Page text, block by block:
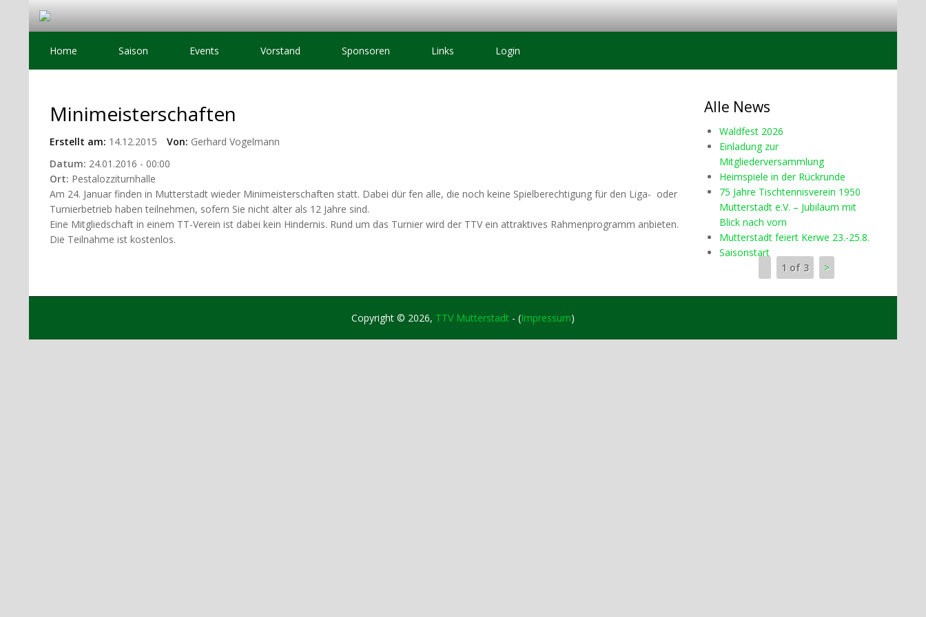
Home Saison Events Vorstand Sponsoren Links Login
Minimeisterschaften
Erstellt am: 14.12.2015 Von: Gerhard Vogelmann
Datum: 24.01.2016 - 00:00
Ort: Pestalozziturnhalle
Am 24. Januar finden in Mutterstadt wieder Minimeisterschaften statt. Dabei dür fen alle, die noch keine Spielberechtigung für den Liga- oder
Turnierbetrieb haben teilnehmen, sofern Sie nicht älter als 12 Jahre sind.
Eine Mitgliedschaft in einem TT-Verein ist dabei kein Hindernis. Rund um das Turnier wird der TTV ein attraktives Rahmenprogramm anbieten.
Die Teilnahme ist kostenlos.
Alle News
Waldfest 2026
Einladung zur
Mitgliederversammlung
Heimspiele in der Rückrunde
75 Jahre Tischtennisverein 1950
Mutterstadt e.V. – Jubiläum mit
Blick nach vorn
Mutterstadt feiert Kerwe 23.-25.8.
Saisonstart
1 of 3
>
Copyright © 2026, TTV Mutterstadt - (Impressum)